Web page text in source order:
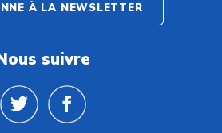
À LA NEWSLETTER
suivre